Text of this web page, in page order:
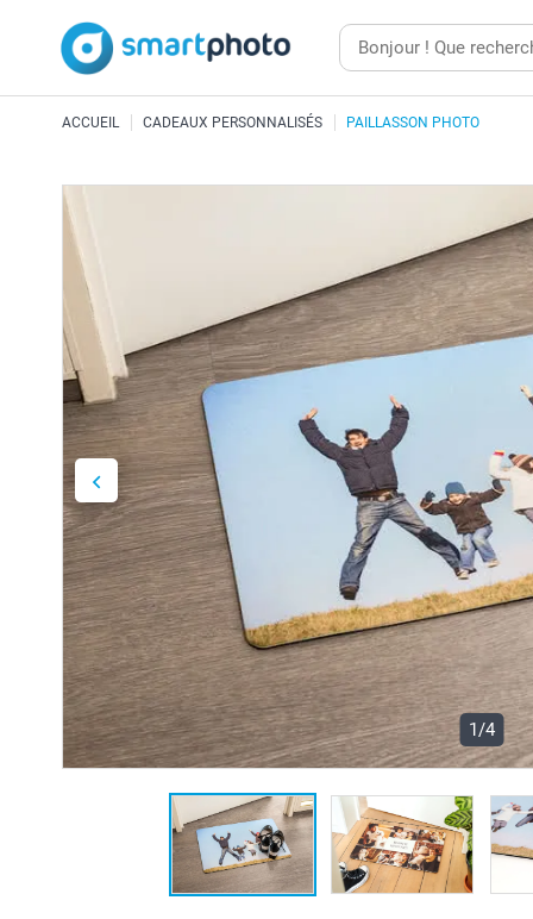
ACCUEIL CADEAUX PERSONNALISÉS PAILLASSON PHOTO
1/4